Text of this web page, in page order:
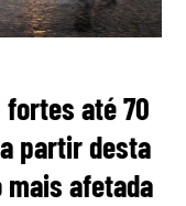
fortes até 70
partir desta
afetada